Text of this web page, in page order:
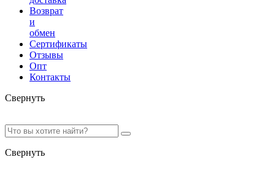
Возврат
и
обмен
Сертификаты
Отзывы
Опт
Контакты
Свернуть
Свернуть